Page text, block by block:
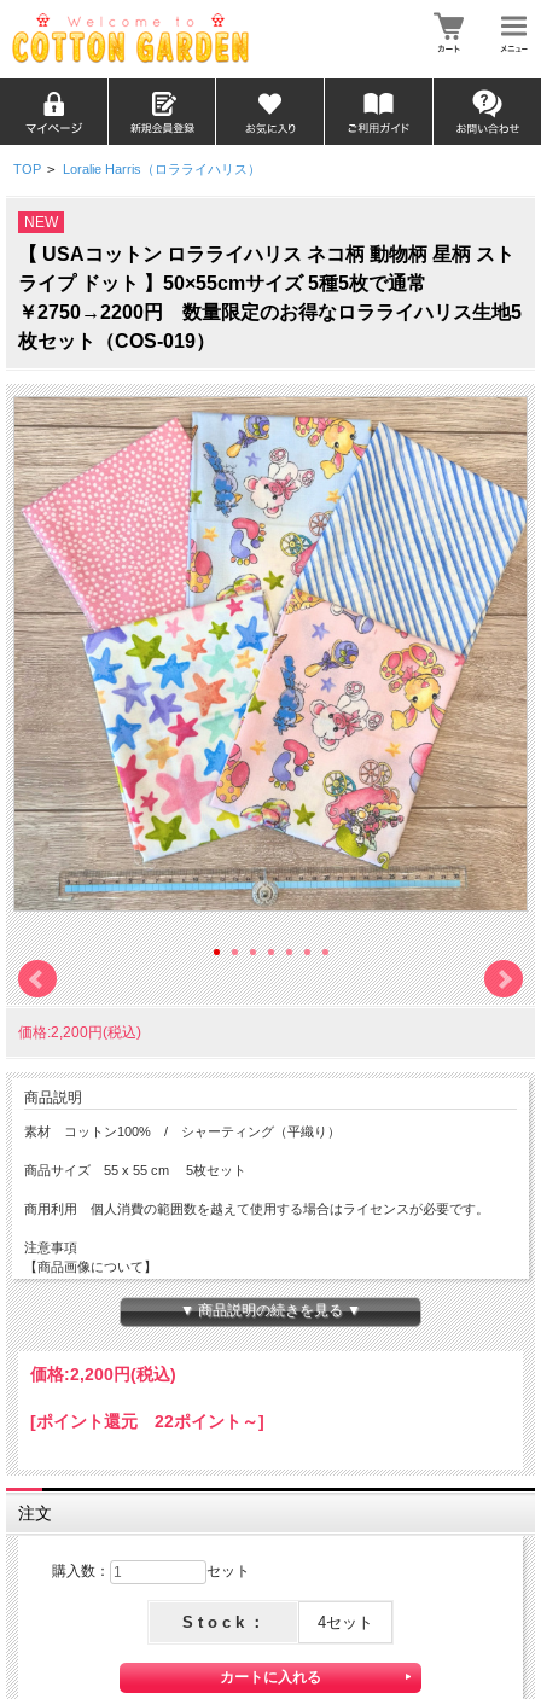
TOP > Loralie Harris（ロラライハリス）
NEW
【 USAコットン ロラライハリス ネコ柄 動物柄 星柄 スト
ライプ ドット 】50×55cmサイズ 5種5枚で通常
￥2750→2200円 数量限定のお得なロラライハリス生地5
枚セット（COS-019）
価格:2,200円(税込)
商品説明
素材 コットン100% / シャーティング（平織り）
商品サイズ 55 x 55 cm 5枚セット
商用利用 個人消費の範囲数を越えて使用する場合はライセンスが必要です。
注意事項
【商品画像について】
実際の色に近くなる様、撮影・色調補正は行っておりますがディスプレイの種類や
設定状況によっては色が異なって見える場合があります。
【ご注文数量と商品サイズについて】
・5枚セット商品は全て掲載サイズ55 x 55m ずつにカットされております。
▼ 商品説明の続きを見る ▼
価格:2,200円(税込)
[ポイント還元 22ポイント～]
注文
購入数： セット
S t o c k ： 4セット